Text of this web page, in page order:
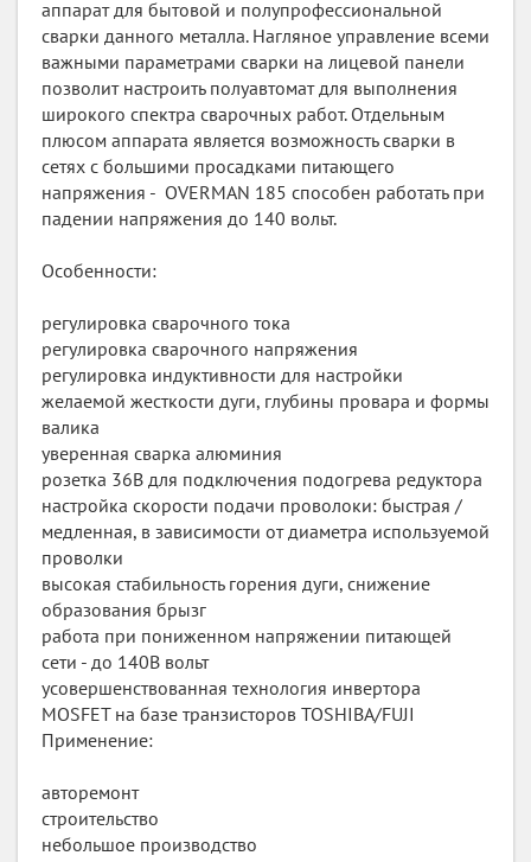
аппарат для бытовой и полупрофессиональной
сварки данного металла. Нагляное управление всеми
важными параметрами сварки на лицевой панели
позволит настроить полуавтомат для выполнения
широкого спектра сварочных работ. Отдельным
плюсом аппарата является возможность сварки в
сетях с большими просадками питающего
напряжения - OVERMAN 185 способен работать при
падении напряжения до 140 вольт.
Особенности:
регулировка сварочного тока
регулировка сварочного напряжения
регулировка индуктивности для настройки
желаемой жесткости дуги, глубины провара и формы
валика
уверенная сварка алюминия
розетка 36В для подключения подогрева редуктора
настройка скорости подачи проволоки: быстрая /
медленная, в зависимости от диаметра используемой
проволки
высокая стабильность горения дуги, снижение
образования брызг
работа при пониженном напряжении питающей
сети - до 140В вольт
усовершенствованная технология инвертора
MOSFET на базе транзисторов TOSHIBA/FUJI
Применение:
авторемонт
строительство
небольшое производство